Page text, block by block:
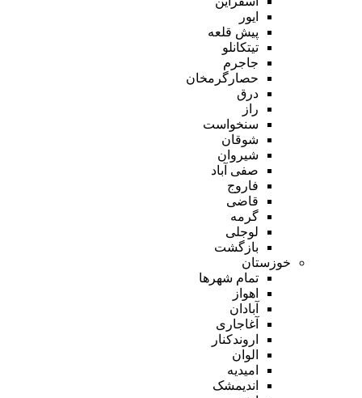
ایور
پیش قلعه
تیتکانلو
جاجرم
حصارگرمخان
درق
راز
سنخواست
شوقان
شیروان
صفی آباد
فاروج
قاضی
گرمه
لوجلی
بازگشت
خوزستان
تمام شهر‌ها
اهواز
آبادان
آغاجاری
اروندکنار
الوان
امیدیه
اندیمشک